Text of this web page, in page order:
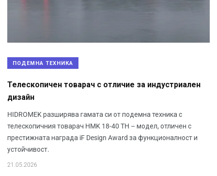
ПОДЕМНА ТЕХНИКА
Телескопичен товарач с отличие за индустриален
дизайн
HIDROMEK разширява гамата си от подемна техника с
телескопичния товарач HMK 18-40 TH – модел, отличен с
престижната награда iF Design Award за функционалност и
устойчивост.
21.05.2026